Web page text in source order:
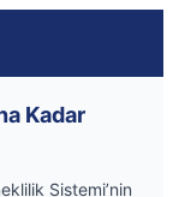
Kadar
Sistemi’nin